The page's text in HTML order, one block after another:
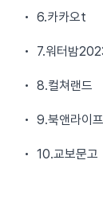
• 6.카카오t
• 7.워터밤
• 8.컬쳐랜드
• 9.북앤라이프
• 10.교보문고